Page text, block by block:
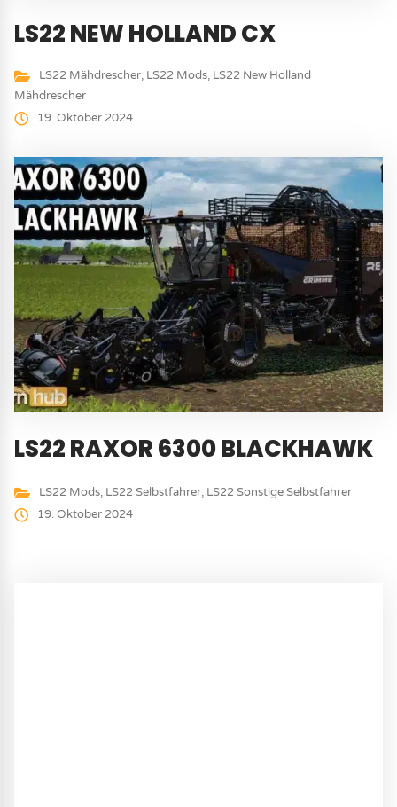
LS22 NEW HOLLAND CX
LS22 Mähdrescher, LS22 Mods, LS22 New Holland
Mähdrescher
19. Oktober 2024
LS22 RAXOR 6300 BLACKHAWK
LS22 Mods, LS22 Selbstfahrer, LS22 Sonstige Selbstfahrer
19. Oktober 2024